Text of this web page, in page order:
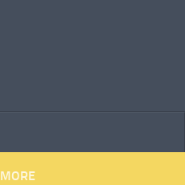
MORE